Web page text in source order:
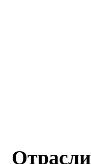
Отрасли